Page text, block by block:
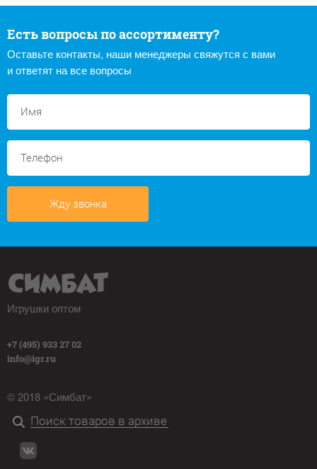
Есть вопросы по ассортименту?
Оставьте контакты, наши менеджеры свяжутся с вами
и ответят на все вопросы
Жду звонка
Игрушки оптом
+7 (495) 933 27 02
info@igr.ru
© 2018 «Симбат»